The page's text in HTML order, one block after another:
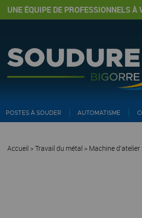
UNE ÉQUIPE DE PROFESSIONNELS À
POSTES À SOUDER AUTOMATISME
Accueil >Travail du métal > Machine d'atelier